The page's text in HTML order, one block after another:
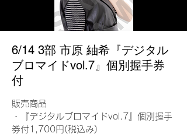
6/14 3部 市原 紬希『デジタル
ブロマイドvol.7』個別握手券
付
販売商品
・『デジタルブロマイドvol.7』個別握手
券付1,700円(税込み)